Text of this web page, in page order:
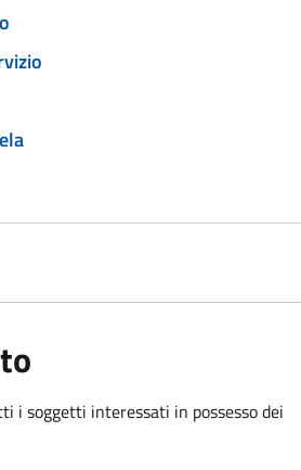
i soggetti interessati in possesso dei